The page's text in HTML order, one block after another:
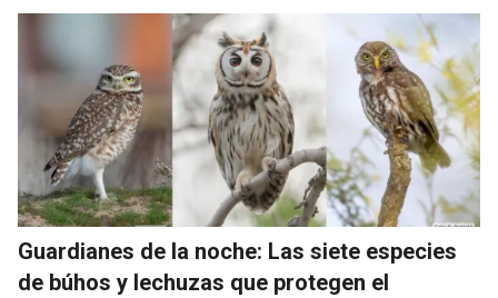
Guardianes de la noche: Las siete especies
de búhos y lechuzas que protegen el